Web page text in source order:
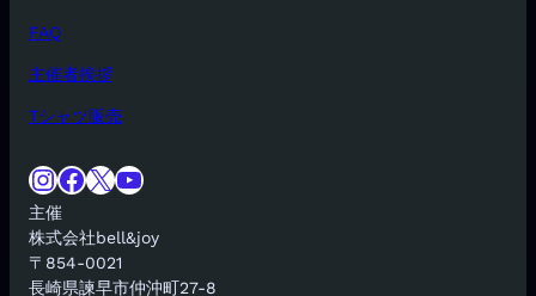
FAQ
主催者挨拶
Tシャツ販売
InstagramFacebook X YouTube
主催
株式会社bell&joy
〒854-0021
長崎県諫早市仲沖町27-8